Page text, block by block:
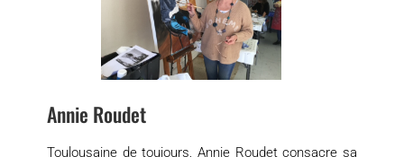
Annie Roudet
Toulousaine de toujours, Annie Roudet consacre sa